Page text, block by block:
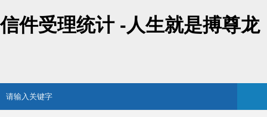
信件受理统计 -人生就是搏尊龙